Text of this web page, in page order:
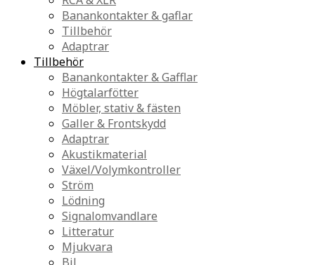
Banankontakter & gaflar
Tillbehör
Adaptrar
Tillbehör
Banankontakter & Gafflar
Högtalarfötter
Möbler, stativ & fästen
Galler & Frontskydd
Adaptrar
Akustikmaterial
Växel/Volymkontroller
Ström
Lödning
Signalomvandlare
Litteratur
Mjukvara